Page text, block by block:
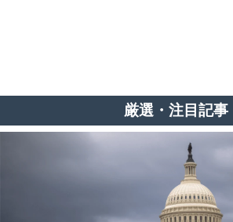
厳選・注目記事